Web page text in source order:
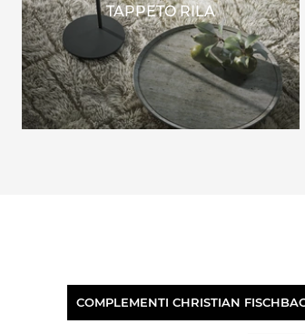
TAPPETO RILA
COMPLEMENTI CHRISTIAN